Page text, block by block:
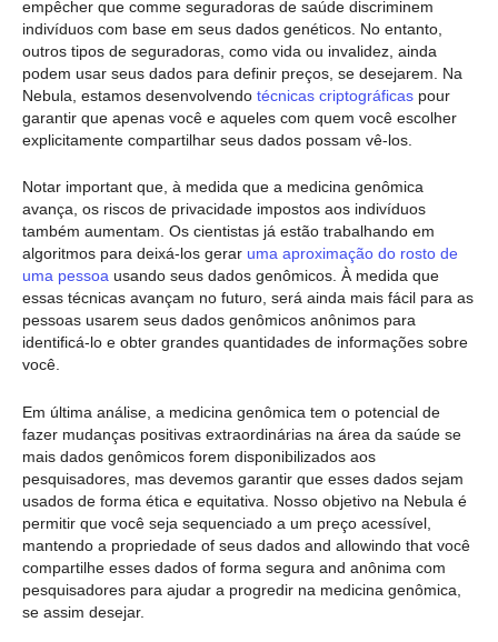
empêcher que comme seguradoras de saúde discriminem
indivíduos com base em seus dados genéticos. No entanto,
outros tipos de seguradoras, como vida ou invalidez, ainda
podem usar seus dados para definir preços, se desejarem. Na
Nebula, estamos desenvolvendo técnicas criptográficas pour
garantir que apenas você e aqueles com quem você escolher
explicitamente compartilhar seus dados possam vê-los.
Notar important que, à medida que a medicina genômica
avança, os riscos de privacidade impostos aos indivíduos
também aumentam. Os cientistas já estão trabalhando em
algoritmos para deixá-los gerar uma aproximação do rosto de
uma pessoa usando seus dados genômicos. À medida que
essas técnicas avançam no futuro, será ainda mais fácil para as
pessoas usarem seus dados genômicos anônimos para
identificá-lo e obter grandes quantidades de informações sobre
você.
Em última análise, a medicina genômica tem o potencial de
fazer mudanças positivas extraordinárias na área da saúde se
mais dados genômicos forem disponibilizados aos
pesquisadores, mas devemos garantir que esses dados sejam
usados de forma ética e equitativa. Nosso objetivo na Nebula é
permitir que você seja sequenciado a um preço acessível,
mantendo a propriedade of seus dados and allowindo that você
compartilhe esses dados of forma segura and anônima com
pesquisadores para ajudar a progredir na medicina genômica,
se assim desejar.